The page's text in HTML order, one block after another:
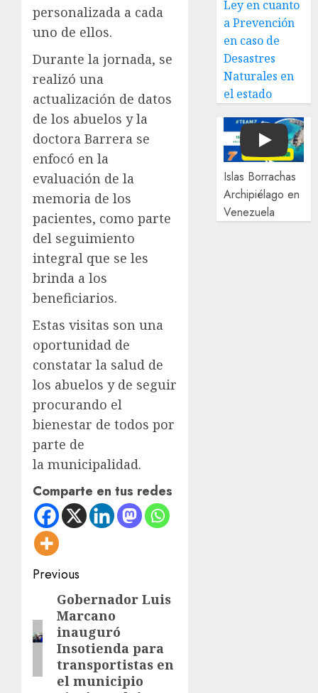
personalizada a cada
uno de ellos.
Durante la jornada, se
realizó una
actualización de datos
de los abuelos y la
doctora Barrera se
enfocó en la
evaluación de la
memoria de los
pacientes, como parte
del seguimiento
integral que se les
brinda a los
beneficiarios.
Estas visitas son una
oportunidad de
constatar la salud de
los abuelos y de seguir
procurando el
bienestar de todos por
parte de
la municipalidad.
Comparte en tus redes
Post
navigation
Previous
Previous
post:
Gobernador Luis
Marcano
inauguró
Insotienda para
transportistas en
el municipio
Ley en cuanto
a Prevención
en caso de
Desastres
Naturales en
el estado
Play
Islas Borrachas
Archipiélago en
Venezuela